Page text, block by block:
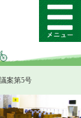
メ
ニ
ー
案第5号